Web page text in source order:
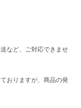
など、ご対応できませ
おりますが、商品の発